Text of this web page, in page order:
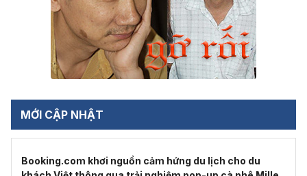
MỚI CẬP NHẬT
Booking.com khơi nguồn cảm hứng du lịch cho du